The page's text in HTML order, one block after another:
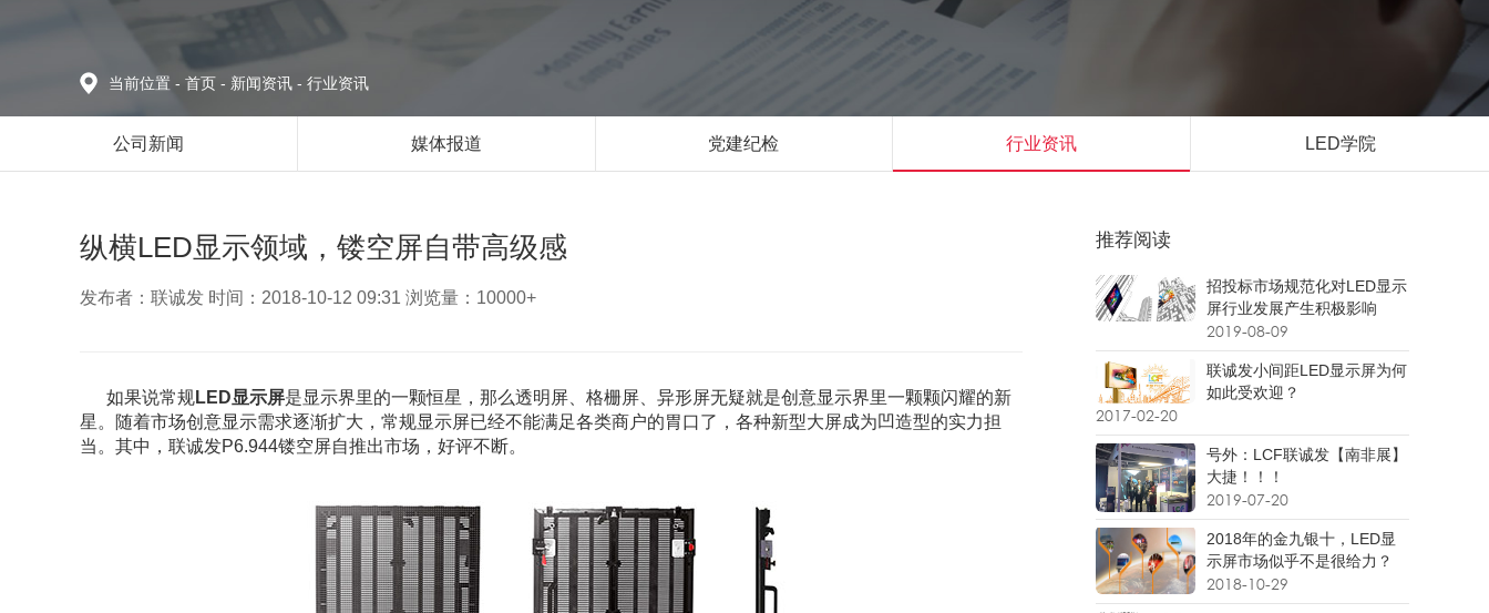
当前位置 - 首页 - 新闻资讯 - 行业资讯
公司新闻 媒体报道 党建纪检 行业资讯 LED学院
纵横LED显示领域，镂空屏自带高级感
发布者：联诚发 时间：2018-10-12 09:31 浏览量：10000+
如果说常规LED显示屏是显示界里的一颗恒星，那么透明屏、格栅屏、异形屏无疑就是创意显示界里一颗颗闪耀的新
星。随着市场创意显示需求逐渐扩大，常规显示屏已经不能满足各类商户的胃口了，各种新型大屏成为凹造型的实力担
当。其中，联诚发P6.944镂空屏自推出市场，好评不断。
推荐阅读
招投标市场规范化对LED显示
屏行业发展产生积极影响
2019-08-09
联诚发小间距LED显示屏为何
如此受欢迎？
2017-02-20
号外：LCF联诚发【南非展】
大捷！！！
2019-07-20
2018年的金九银十，LED显
示屏市场似乎不是很给力？
2018-10-29